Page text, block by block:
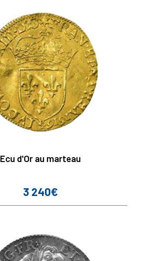
Ecu d'Or au marteau
Prix
3 240€